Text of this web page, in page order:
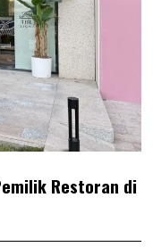
Restoran di